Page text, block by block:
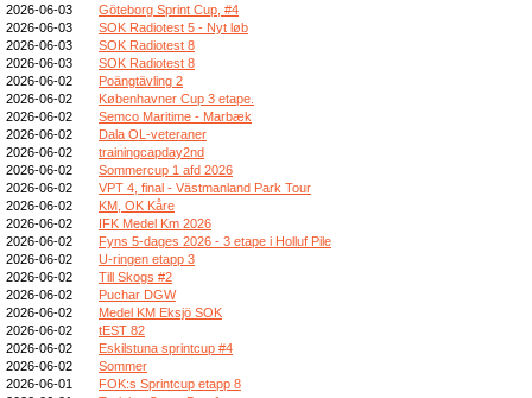
2026-06-03
Göteborg Sprint Cup, #4
2026-06-03
SOK Radiotest 5 - Nyt løb
2026-06-03
SOK Radiotest 8
2026-06-03
SOK Radiotest 8
2026-06-02
Poängtävling 2
2026-06-02
Københavner Cup 3 etape.
2026-06-02
Semco Maritime - Marbæk
2026-06-02
Dala OL-veteraner
2026-06-02
trainingcapday2nd
2026-06-02
Sommercup 1 afd 2026
2026-06-02
VPT 4, final - Västmanland Park Tour
2026-06-02
KM, OK Kåre
2026-06-02
IFK Medel Km 2026
2026-06-02
Fyns 5-dages 2026 - 3 etape i Holluf Pile
2026-06-02
U-ringen etapp 3
2026-06-02
Till Skogs #2
2026-06-02
Puchar DGW
2026-06-02
Medel KM Eksjö SOK
2026-06-02
tEST 82
2026-06-02
Eskilstuna sprintcup #4
2026-06-02
Sommer
2026-06-01
FOK:s Sprintcup etapp 8